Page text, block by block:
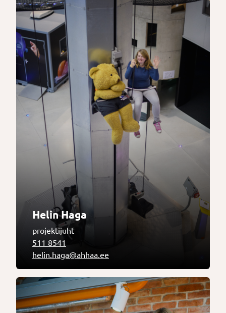
Helin Haga
projektijuht
511 8541
helin.haga@ahhaa.ee